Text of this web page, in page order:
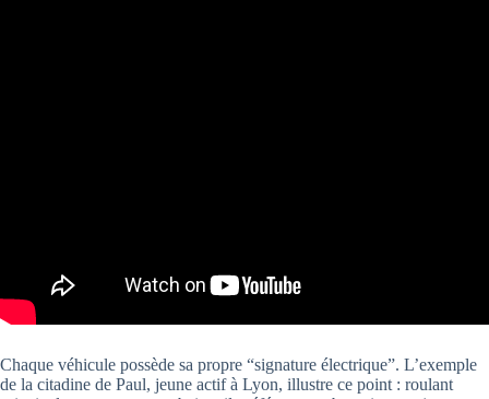
Chaque véhicule possède sa propre “signature électrique”. L’exemple
de la citadine de Paul, jeune actif à Lyon, illustre ce point : roulant